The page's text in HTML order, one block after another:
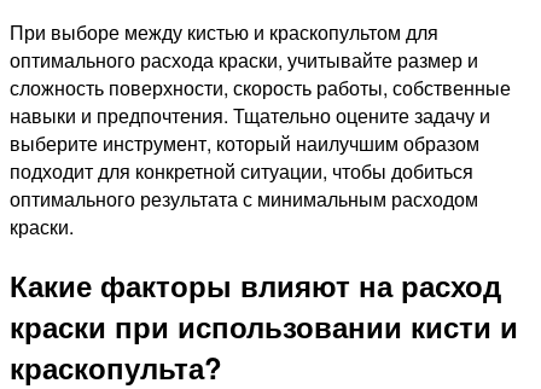
При выборе между кистью и краскопультом для
оптимального расхода краски, учитывайте размер и
сложность поверхности, скорость работы, собственные
навыки и предпочтения. Тщательно оцените задачу и
выберите инструмент, который наилучшим образом
подходит для конкретной ситуации, чтобы добиться
оптимального результата с минимальным расходом
краски.
Какие факторы влияют на расход
краски при использовании кисти и
краскопульта?